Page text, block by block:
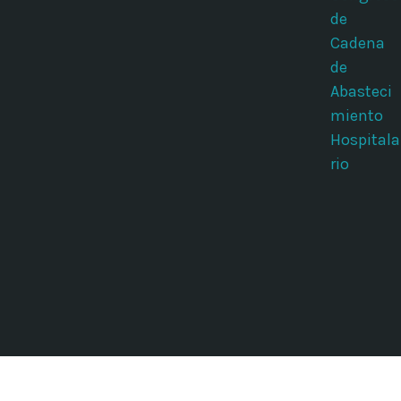
de
Cadena
de
Abasteci
miento
Hospitala
rio